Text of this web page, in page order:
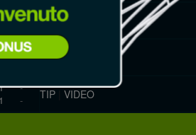
-
-
TIP|VIDEO
(1)
(1)
TIP|VIDEO
1
-
-
TIP VIDEO